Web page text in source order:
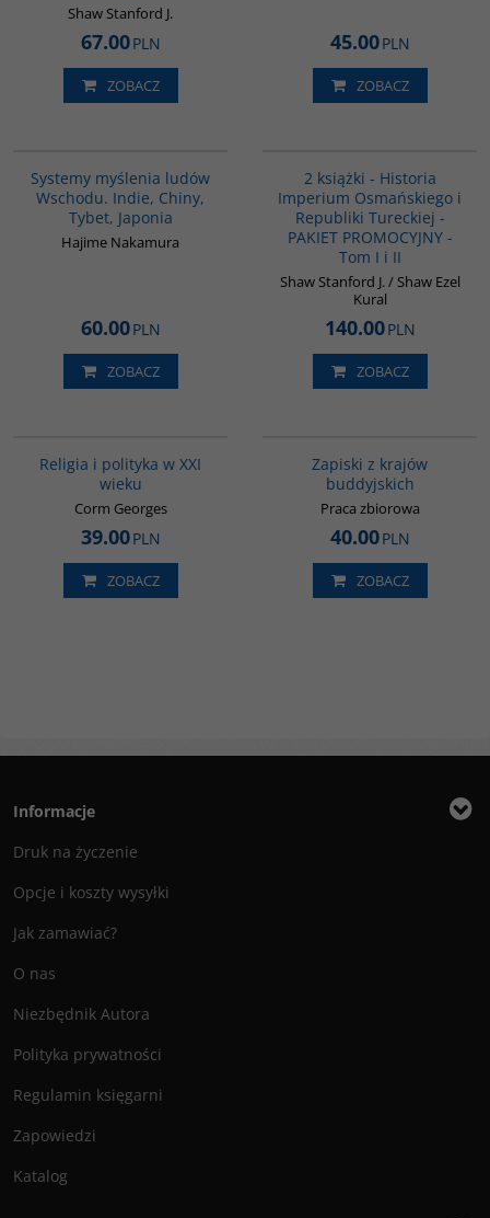
Shaw Stanford J.
67.00PLN
ZOBACZ
45.00PLN
ZOBACZ
Systemy myślenia ludów
Wschodu. Indie, Chiny,
Tybet, Japonia
Hajime Nakamura
60.00PLN
ZOBACZ
2 książki - Historia
Imperium Osmańskiego i
Republiki Tureckiej -
PAKIET PROMOCYJNY -
Tom I i II
Shaw Stanford J. / Shaw Ezel
Kural
140.00PLN
ZOBACZ
Religia i polityka w XXI
wieku
Corm Georges
39.00PLN
ZOBACZ
Zapiski z krajów
buddyjskich
Praca zbiorowa
40.00PLN
ZOBACZ
Informacje
Druk na życzenie
Opcje i koszty wysyłki
Jak zamawiać?
O nas
Niezbędnik Autora
Polityka prywatności
Regulamin księgarni
Zapowiedzi
Katalog